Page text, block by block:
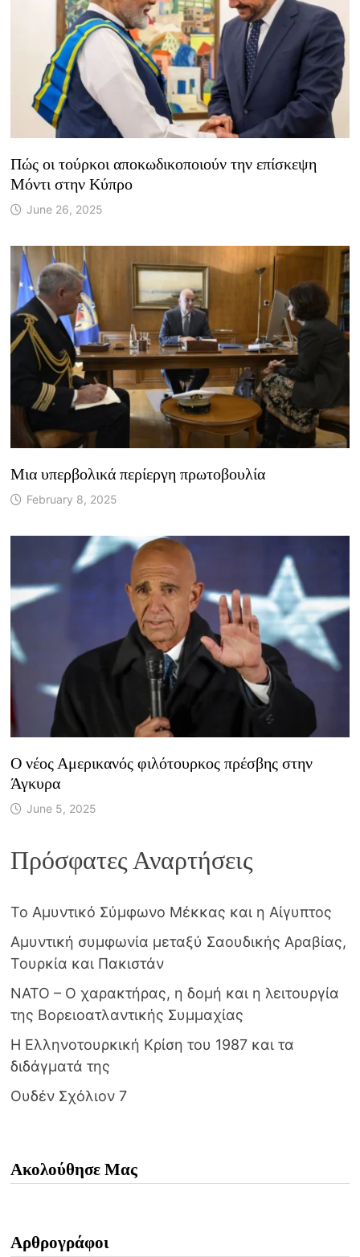
Πώς οι τούρκοι αποκωδικοποιούν την επίσκεψη
Μόντι στην Κύπρο
June 26, 2025
Μια υπερβολικά περίεργη πρωτοβουλία
February 8, 2025
Ο νέος Αμερικανός φιλότουρκος πρέσβης στην
Άγκυρα
June 5, 2025
Πρόσφατες Αναρτήσεις
Το Αμυντικό Σύμφωνο Μέκκας και η Αίγυπτος
Αμυντική συμφωνία μεταξύ Σαουδικής Αραβίας,
Τουρκία και Πακιστάν
NATO – Ο χαρακτήρας, η δομή και η λειτουργία
της Βορειοατλαντικής Συμμαχίας
Η Ελληνοτουρκική Κρίση του 1987 και τα
διδάγματά της
Ουδέν Σχόλιον 7
Ακολούθησε Μας
Αρθρογράφοι